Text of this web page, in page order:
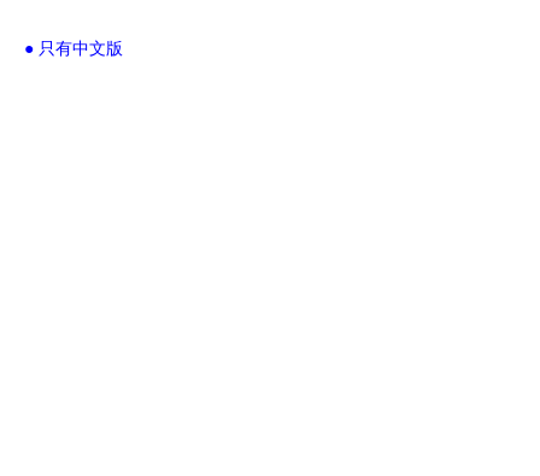
● 只有中文版